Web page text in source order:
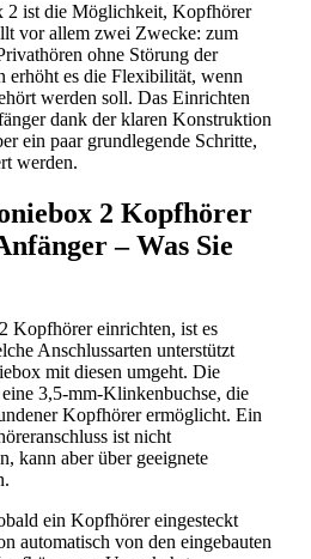
2 ist die Möglichkeit, Kopfhörer
vor allem zwei Zwecke: zum
ohne Störung der
erhöht es die Flexibilität, wenn
werden soll. Das Einrichten
dank der klaren Konstruktion
ein paar grundlegende Schritte,
werden.
2 Kopfhörer
– Was Sie
Kopfhörer einrichten, ist es
Anschlussarten unterstützt
mit diesen umgeht. Die
3,5-mm-Klinkenbuchse, die
Kopfhörer ermöglicht. Ein
ist nicht
kann aber über geeignete
ein Kopfhörer eingesteckt
automatisch von den eingebauten